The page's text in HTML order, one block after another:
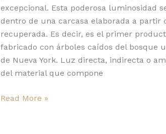
excepcional. Esta poderosa luminosidad
dentro de una carcasa elaborada a partir
recuperada. Es decir, es el primer
fabricado con árboles caídos del bosque
de Nueva York. Luz directa, indirecta o
del material que compone
Read More »